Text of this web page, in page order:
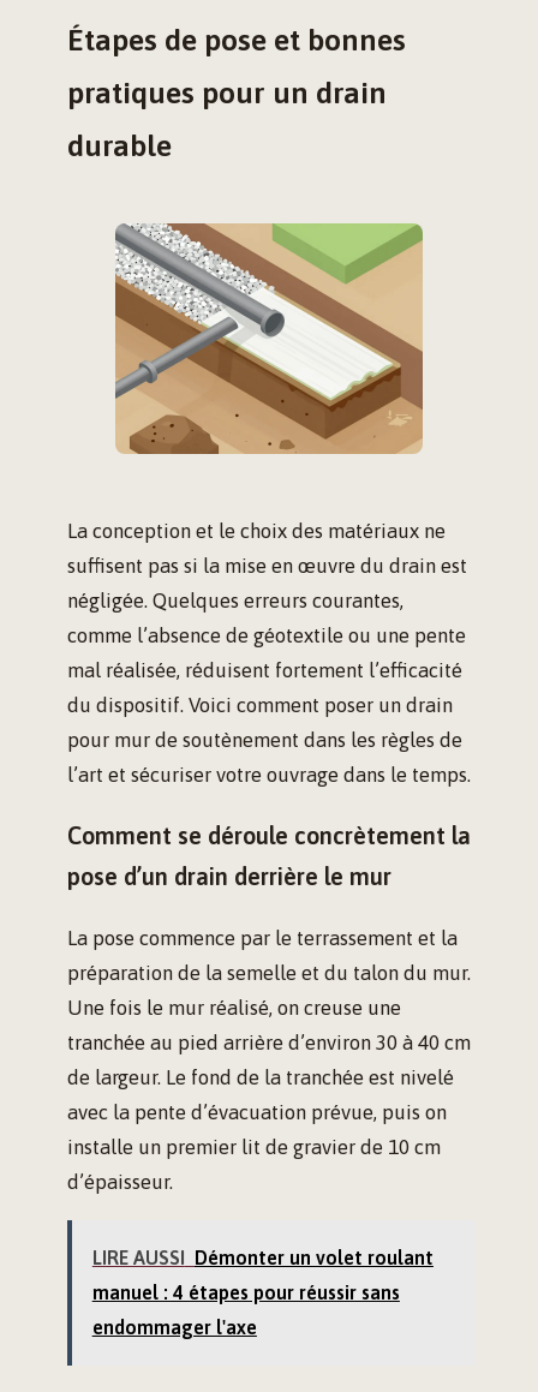
Étapes de pose et bonnes
pratiques pour un drain
durable
La conception et le choix des matériaux ne
suffisent pas si la mise en œuvre du drain est
négligée. Quelques erreurs courantes,
comme l’absence de géotextile ou une pente
mal réalisée, réduisent fortement l’efficacité
du dispositif. Voici comment poser un drain
pour mur de soutènement dans les règles de
l’art et sécuriser votre ouvrage dans le temps.
Comment se déroule concrètement la
pose d’un drain derrière le mur
La pose commence par le terrassement et la
préparation de la semelle et du talon du mur.
Une fois le mur réalisé, on creuse une
tranchée au pied arrière d’environ 30 à 40 cm
de largeur. Le fond de la tranchée est nivelé
avec la pente d’évacuation prévue, puis on
installe un premier lit de gravier de 10 cm
d’épaisseur.
LIRE AUSSI Démonter un volet roulant
manuel : 4 étapes pour réussir sans
endommager l'axe